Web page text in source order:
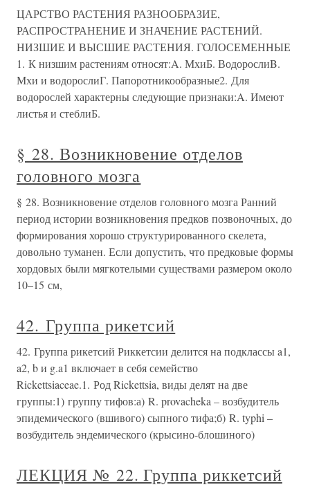
ЦАРСТВО РАСТЕНИЯ РАЗНООБРАЗИЕ,
РАСПРОСТРАНЕНИЕ И ЗНАЧЕНИЕ РАСТЕНИЙ.
НИЗШИЕ И ВЫСШИЕ РАСТЕНИЯ. ГОЛОСЕМЕННЫЕ
1. К низшим растениям относят:A. МхиБ. ВодорослиB.
Мхи и водорослиГ. Папоротникообразные2. Для
водорослей характерны следующие признаки:A. Имеют
листья и стеблиБ.
§ 28. Возникновение отделов
головного мозга
§ 28. Возникновение отделов головного мозга Ранний
период истории возникновения предков позвоночных, до
формирования хорошо структурированного скелета,
довольно туманен. Если допустить, что предковые формы
хордовых были мягкотелыми существами размером около
10–15 см,
42. Группа рикетсий
42. Группа рикетсий Риккетсии делится на подклассы a1,
a2, b и g.a1 включает в себя семейство
Rickettsiaceae.1. Род Rickettsia, виды делят на две
группы:1) группу тифов:а) R. provacheka – возбудитель
эпидемического (вшивого) сыпного тифа;б) R. typhi –
возбудитель эндемического (крысино-блошиного)
ЛЕКЦИЯ № 22. Группа риккетсий